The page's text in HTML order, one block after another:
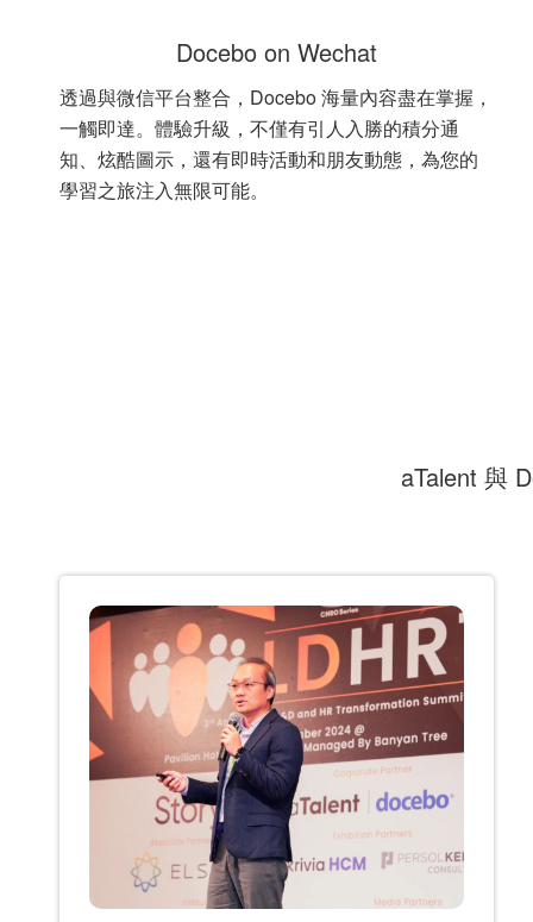
Docebo on Wechat
透過與微信平台整合，Docebo 海量內容盡在掌握，
一觸即達。體驗升級，不僅有引人入勝的積分通
知、炫酷圖示，還有即時活動和朋友動態，為您的
學習之旅注入無限可能。
aTalent 與